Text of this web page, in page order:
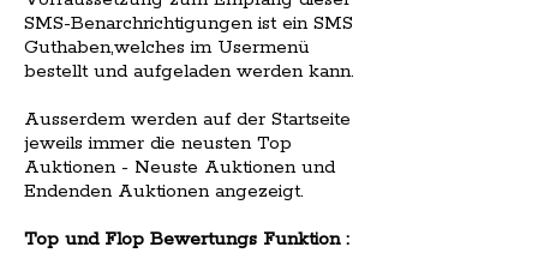
SMS-Benarchrichtigungen ist ein SMS
Guthaben,welches im Usermenü
bestellt und aufgeladen werden kann.
Ausserdem werden auf der Startseite
jeweils immer die neusten Top
Auktionen - Neuste Auktionen und
Endenden Auktionen angezeigt.
Top und Flop Bewertungs Funktion :